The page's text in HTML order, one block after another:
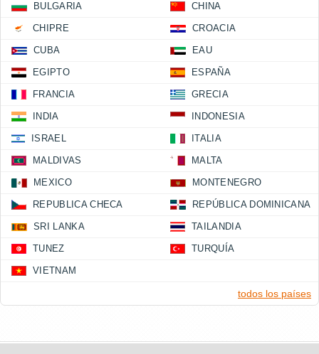
BULGARIA CHINA
CHIPRE CROACIA
CUBA EAU
EGIPTO ESPAÑA
FRANCIA GRECIA
INDIA INDONESIA
ISRAEL ITALIA
MALDIVAS MALTA
MEXICO MONTENEGRO
REPUBLICA CHECA REPÚBLICA DOMINICANA
SRI LANKA TAILANDIA
TUNEZ TURQUÍA
VIETNAM
todos los países